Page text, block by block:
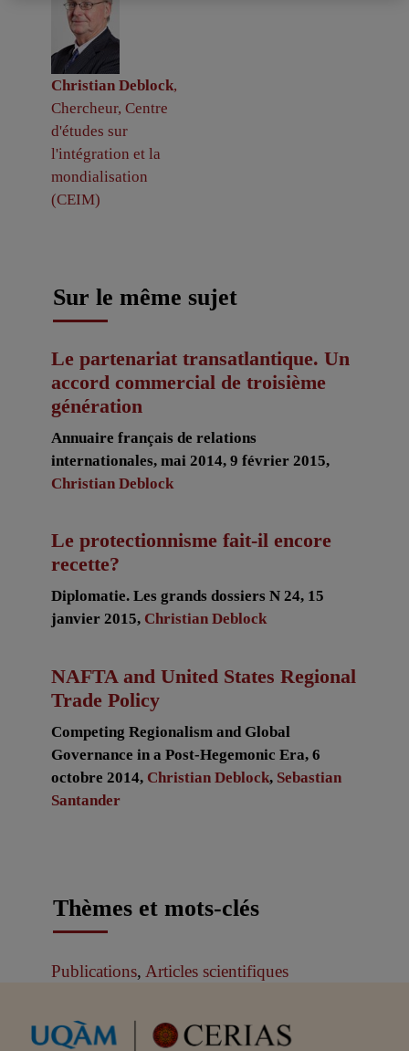
Christian Deblock,
Chercheur, Centre
d'études sur
l'intégration et la
mondialisation
(CEIM)
Sur le même sujet
Le partenariat transatlantique. Un
accord commercial de troisième
génération
Annuaire français de relations
internationales, mai 2014, 9 février 2015,
Christian Deblock
Le protectionnisme fait-il encore
recette?
Diplomatie. Les grands dossiers N 24, 15
janvier 2015, Christian Deblock
NAFTA and United States Regional
Trade Policy
Competing Regionalism and Global
Governance in a Post-Hegemonic Era, 6
octobre 2014, Christian Deblock, Sebastian
Santander
Thèmes et mots-clés
Publications, Articles scientifiques